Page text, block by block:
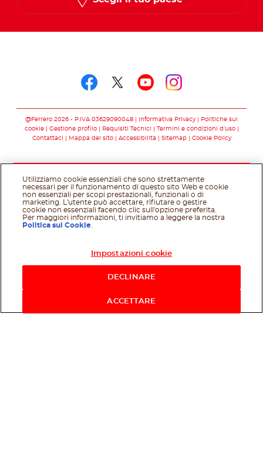
@Ferrero 2026 - P.IVA 03629090048 Informativa Privacy
Politiche sui
cookie
Gestione profilo Requisiti Tecnici
Termini e condizioni d’uso
Contattaci
Mappa del sito Accessibilità Sitemap Cookie Policy
Utilizziamo cookie essenziali che sono strettamente
necessari per il funzionamento di questo sito Web e cookie
non essenziali per scopi prestazionali, funzionali o di
marketing. L'utente può accettare, rifiutare o gestire
cookie non essenziali facendo clic sull'opzione preferita.
Per maggiori informazioni, ti invitiamo a leggere la nostra
Politica sui Cookie
Impostazioni cookie
DECLINARE
ACCETTARE